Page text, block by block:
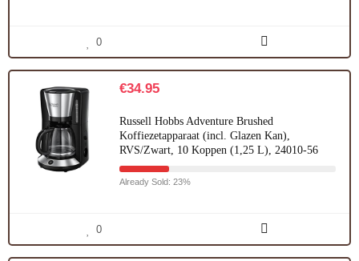
0
€34.95
Russell Hobbs Adventure Brushed
Koffiezetapparaat (incl. Glazen Kan),
RVS/Zwart, 10 Koppen (1,25 L), 24010-56
Already Sold: 23%
0